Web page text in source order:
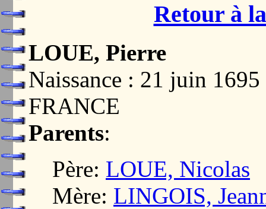
Retour à
LOUE, Pierre
Naissance : 21 juin
FRANCE
Parents:
Père: LOUE, Nicolas
Mère: LINGOIS,